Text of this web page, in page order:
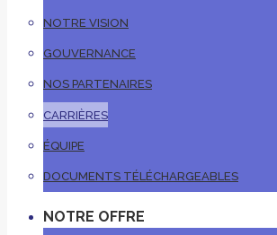
NOTRE VISION
GOUVERNANCE
NOS PARTENAIRES
CARRIÈRES
ÉQUIPE
DOCUMENTS TÉLÉCHARGEABLES
NOTRE OFFRE